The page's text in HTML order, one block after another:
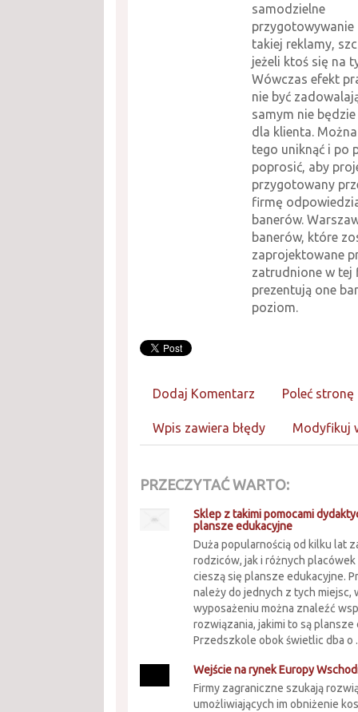
samodzielne
przygotowywanie
takiej reklamy,
jeżeli ktoś się na
Wówczas efekt
nie być
samym nie
dla klienta.
tego uniknąć i po
poprosić, aby
przygotowany
firmę
banerów.
banerów, które
zaprojektowane
zatrudnione w tej
prezentują one
poziom.
Dodaj Komentarz Poleć stronę
Wpis zawiera błędy Modyfikuj
PRZECZYTAĆ WARTO:
Sklep z takimi pomocami
plansze edukacyjne
Duża popularnością od kilku lat
rodziców, jak i różnych
cieszą się plansze edukacyjne.
należy do jednych z tych miejsc,
wyposażeniu można znaleźć
rozwiązania, jakimi to są plansze
Przedszkole obok świetlic dba o
Wejście na rynek Europy
Firmy zagraniczne szukają
umożliwiających im obniżenie